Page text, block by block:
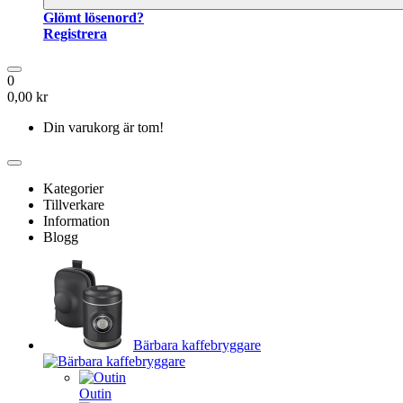
Glömt lösenord?
Registrera
0
0,00 kr
Din varukorg är tom!
Kategorier
Tillverkare
Information
Blogg
Bärbara kaffebryggare
Outin